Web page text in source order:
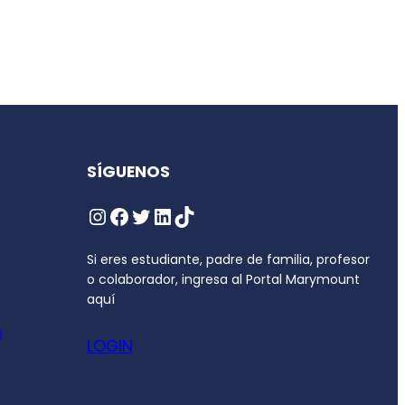
SÍGUENOS
Si eres estudiante, padre de familia, profesor
o colaborador, ingresa al Portal Marymount
aquí
LOGIN